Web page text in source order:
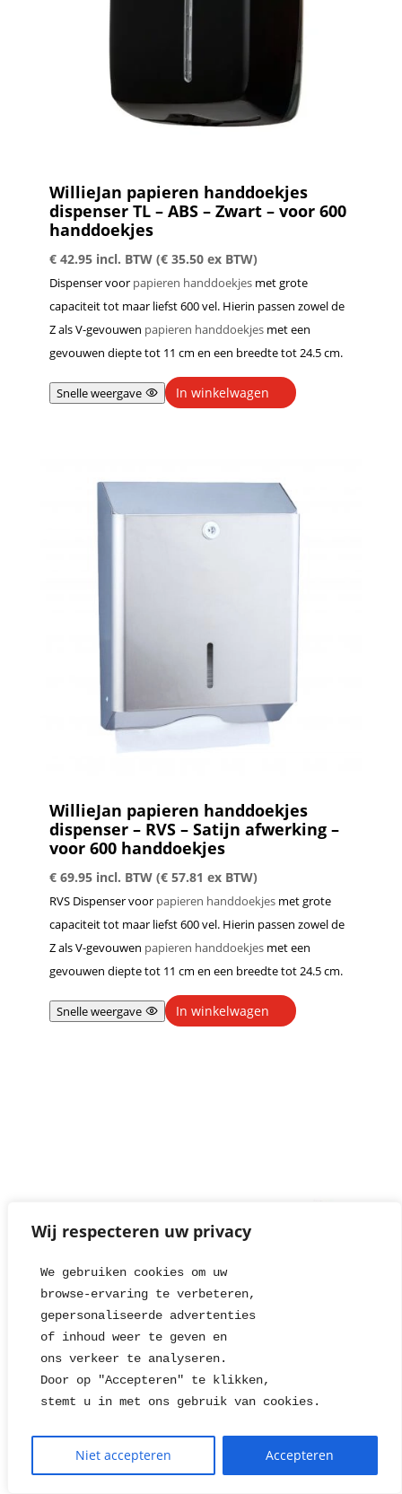
Wij respecteren uw privacy
We gebruiken cookies om uw
browse-ervaring te verbeteren,
gepersonaliseerde advertenties
of inhoud weer te geven en
ons verkeer te analyseren.
Door op "Accepteren" te klikken,
stemt u in met ons gebruik van cookies.
Niet accepteren Accepteren
WillieJan papieren handdoekjes
dispenser TL – ABS – Zwart – voor 600
handdoekjes
€42.95 incl. BTW (€35.50ex BTW)
Dispenser voor papieren handdoekjesmet grote
capaciteit tot maar liefst 600 vel. Hierin passen zowel de
Z als V-gevouwen papieren handdoekjesmet een
gevouwen diepte tot 11 cm en een breedte tot 24.5 cm.
Snelle weergave In winkelwagen
WillieJan papieren handdoekjes
dispenser – RVS – Satijn afwerking –
voor 600 handdoekjes
€69.95 incl. BTW (€57.81 ex BTW)
RVS Dispenser voor papieren handdoekjesmet grote
capaciteit tot maar liefst 600 vel. Hierin passen zowel de
Z als V-gevouwen papieren handdoekjesmet een
gevouwen diepte tot 11 cm en een breedte tot 24.5 cm.
Snelle weergave In winkelwagen
86022 – 2 stangen – 60 cm –
Verchroomd RVS